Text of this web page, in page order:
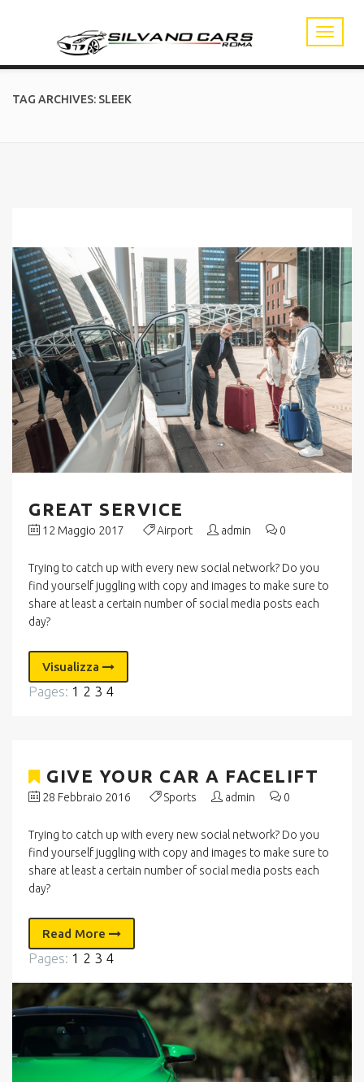
TAG ARCHIVES: SLEEK
GREAT SERVICE
12 Maggio 2017 Airport admin 0
Trying to catch up with every new social network? Do you
find yourself juggling with copy and images to make sure to
share at least a certain number of social media posts each
day?
Visualizza
Pages: 1 2 3 4
GIVE YOUR CAR A FACELIFT
28 Febbraio 2016 Sports admin 0
Trying to catch up with every new social network? Do you
find yourself juggling with copy and images to make sure to
share at least a certain number of social media posts each
day?
Read More
Pages: 1 2 3 4